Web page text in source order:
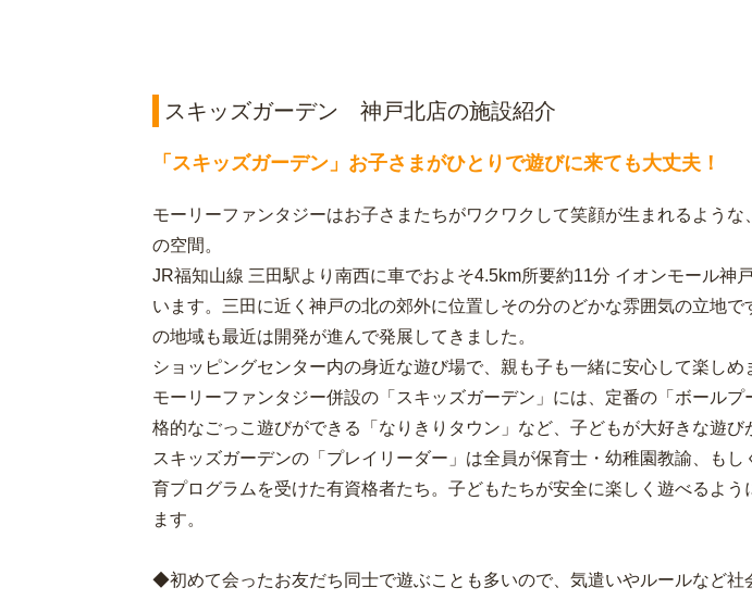
スキッズガーデン 神戸北店の施設紹介
「スキッズガーデン」お子さまがひとりで遊びに来ても大丈夫！
モーリーファンタジーはお子さまたちがワクワクして笑顔が生まれるような
の空間。
JR福知山線 三田駅より南西に車でおよそ4.5km所要約11分 イオンモール神
います。三田に近く神戸の北の郊外に位置しその分のどかな雰囲気の立地で
の地域も最近は開発が進んで発展してきました。
ショッピングセンター内の身近な遊び場で、親も子も一緒に安心して楽しめ
モーリーファンタジー併設の「スキッズガーデン」には、定番の「ボールプ
格的なごっこ遊びができる「なりきりタウン」など、子どもが大好きな遊び
スキッズガーデンの「プレイリーダー」は全員が保育士・幼稚園教諭、もし
育プログラムを受けた有資格者たち。子どもたちが安全に楽しく遊べるよう
ます。
◆初めて会ったお友だち同士で遊ぶことも多いので、気遣いやルールなど社